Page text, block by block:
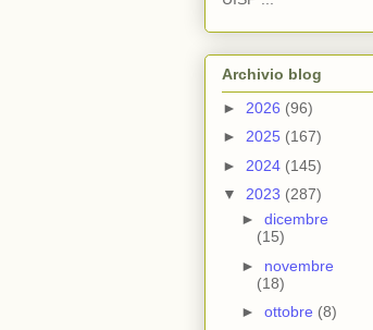
Archivio blog
► 2026 (96)
► 2025 (167)
► 2024 (145)
▼ 2023 (287)
► dicembre
(15)
► novembre
(18)
► ottobre (8)